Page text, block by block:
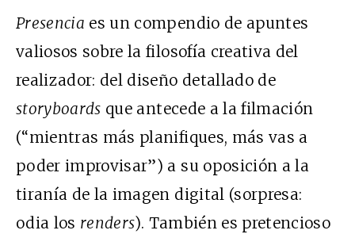
Presencia es un compendio de apuntes
valiosos sobre la filosofía creativa del
realizador: del diseño detallado de
storyboards que antecede a la filmación
(“mientras más planifiques, más vas a
poder improvisar”) a su oposición a la
tiranía de la imagen digital (sorpresa:
odia los renders). También es pretencioso